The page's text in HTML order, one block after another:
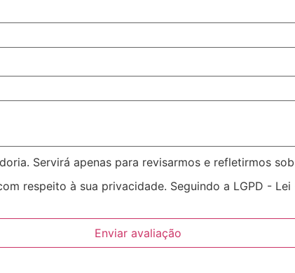
Servirá apenas para revisarmos e refletirmos
respeito à sua privacidade. Seguindo a LGPD -
Enviar avaliação